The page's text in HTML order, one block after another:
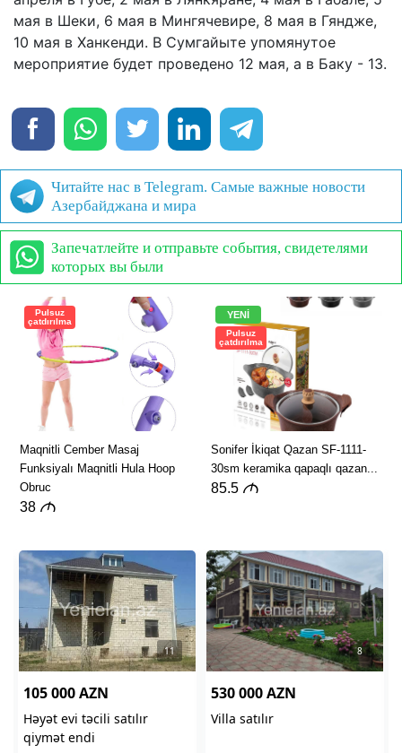
мая в Шеки, 6 мая в Мингячевире, 8 мая в Гяндже,
10 мая в Ханкенди. В Сумгайыте упомянутое
мероприятие будет проведено 12 мая, а в Баку - 13.
Читайте нас в Telegram. Самые важные новости
Азербайджана и мира
Запечатлейте и отправьте события, свидетелями
которых вы были